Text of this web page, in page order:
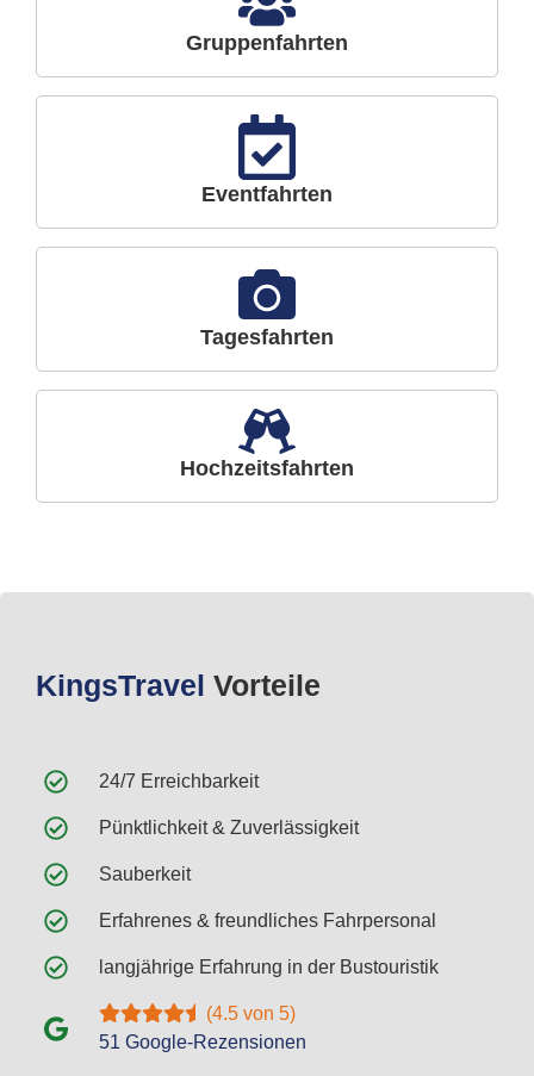
Gruppenfahrten
Eventfahrten
Tagesfahrten
Hochzeitsfahrten
KingsTravel Vorteile
24/7 Erreichbarkeit
Pünktlichkeit & Zuverlässigkeit
Sauberkeit
Erfahrenes & freundliches Fahrpersonal
langjährige Erfahrung in der Bustouristik
(4.5 von 5)
51 Google-Rezensionen